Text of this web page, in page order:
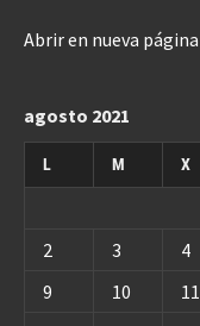
Abrir en nueva página
agosto 2021
L M X
2
3 4
9
10 11